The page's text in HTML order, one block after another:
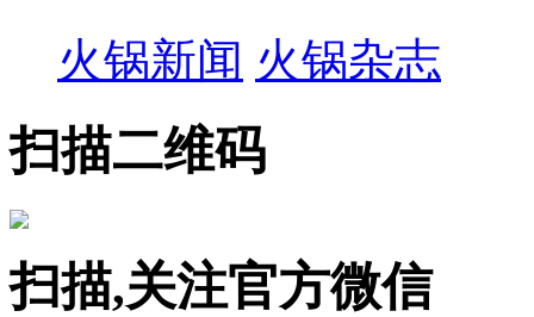
火锅新闻 火锅杂志
扫描二维码
扫描,关注官方微信